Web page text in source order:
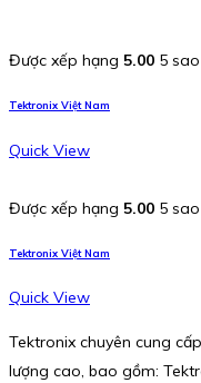
Được xếp hạng 5.00 5 sao
Tektronix Việt Nam
Quick View
Được xếp hạng 5.00 5 sao
Tektronix Việt Nam
Quick View
Tektronix chuyên cung
lượng cao, bao gồm: